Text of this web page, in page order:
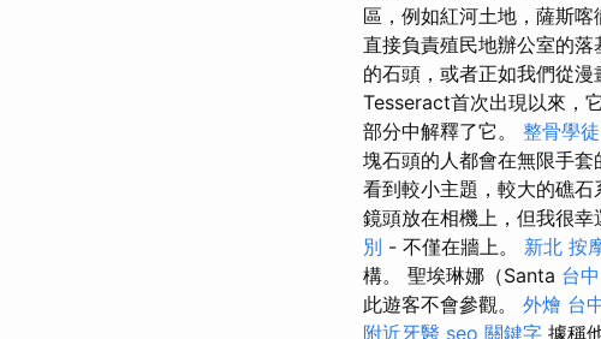
區，例如紅河土地，薩斯
直接負責殖民地辦公室的
的石頭，或者正如我們從
Tesseract首次出現以來，
部分中解釋了它。 整骨學徒
塊石頭的人都會在無限手
看到較小主題，較大的礁石
鏡頭放在相機上，但我很幸
別 - 不僅在牆上。 新北 按
構。 聖埃琳娜（Santa 台
此遊客不會參觀。 外燴 台
附近牙醫 seo 關鍵字 據稱